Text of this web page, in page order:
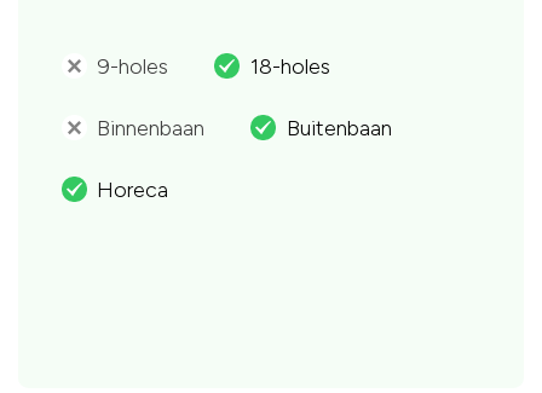
' 9-holes . 18-holes
' Binnenbaan . Buitenbaan
. Horeca